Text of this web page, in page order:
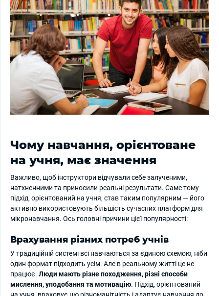
Чому навчання, орієнтоване
на учня, має значення
Важливо, щоб інструктори відчували себе залученими,
натхненними та приносили реальні результати. Саме тому
підхід, орієнтований на учня, став таким популярним — його
активно використовують більшість сучасних платформ для
мікронавчання. Ось головні причини цієї популярності:
Врахування різних потреб учнів
У традиційній системі всі навчаються за єдиною схемою, ніби
один формат підходить усім. Але в реальному житті це не
працює. Люди мають різне походження, різні способи
мислення, уподобання та мотивацію. Підхід, орієнтований